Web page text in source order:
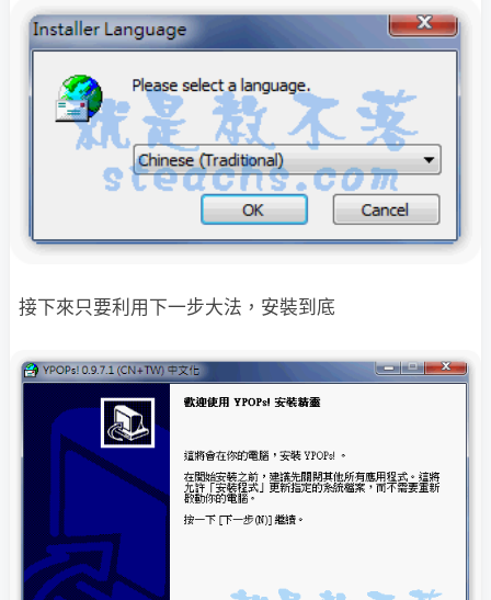
接下來只要利用下一步大法，安裝到底